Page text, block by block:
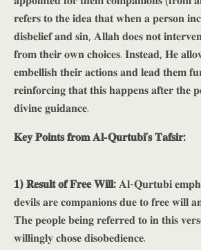
𝐫𝐞𝐟𝐞𝐫𝐬 𝐭𝐨 𝐭𝐡𝐞 𝐢𝐝𝐞𝐚 𝐭𝐡𝐚𝐭 𝐰𝐡𝐞𝐧 𝐚 𝐩𝐞𝐫𝐬𝐨𝐧
𝐝𝐢𝐬𝐛𝐞𝐥𝐢𝐞𝐟 𝐚𝐧𝐝 𝐬𝐢𝐧, 𝐀𝐥𝐥𝐚𝐡 𝐝𝐨𝐞𝐬 𝐧𝐨𝐭
𝐟𝐫𝐨𝐦 𝐭𝐡𝐞𝐢𝐫 𝐨𝐰𝐧 𝐜𝐡𝐨𝐢𝐜𝐞𝐬. 𝐈𝐧𝐬𝐭𝐞𝐚𝐝, 𝐇𝐞
𝐞𝐦𝐛𝐞𝐥𝐥𝐢𝐬𝐡 𝐭𝐡𝐞𝐢𝐫 𝐚𝐜𝐭𝐢𝐨𝐧𝐬 𝐚𝐧𝐝 𝐥𝐞𝐚𝐝 𝐭𝐡𝐞𝐦
𝐫𝐞𝐢𝐧𝐟𝐨𝐫𝐜𝐢𝐧𝐠 𝐭𝐡𝐚𝐭 𝐭𝐡𝐢𝐬 𝐡𝐚𝐩𝐩𝐞𝐧𝐬 𝐚𝐟𝐭𝐞𝐫 𝐭𝐡𝐞
𝐝𝐢𝐯𝐢𝐧𝐞 𝐠𝐮𝐢𝐝𝐚𝐧𝐜𝐞.
𝐊𝐞𝐲 𝐏𝐨𝐢𝐧𝐭𝐬 𝐟𝐫𝐨𝐦 𝐀𝐥-𝐐𝐮𝐫𝐭𝐮𝐛𝐢’𝐬 𝐓𝐚𝐟𝐬𝐢𝐫:
𝟏) 𝐑𝐞𝐬𝐮𝐥𝐭 𝐨𝐟 𝐅𝐫𝐞𝐞 𝐖𝐢𝐥𝐥:𝐀𝐥-𝐐𝐮𝐫𝐭𝐮𝐛𝐢
𝐝𝐞𝐯𝐢𝐥𝐬 𝐚𝐫𝐞 𝐜𝐨𝐦𝐩𝐚𝐧𝐢𝐨𝐧𝐬 𝐝𝐮𝐞 𝐭𝐨 𝐟𝐫𝐞𝐞 𝐰𝐢𝐥𝐥
𝐓𝐡𝐞 𝐩𝐞𝐨𝐩𝐥𝐞 𝐛𝐞𝐢𝐧𝐠 𝐫𝐞𝐟𝐞𝐫𝐫𝐞𝐝 𝐭𝐨 𝐢𝐧 𝐭𝐡𝐢𝐬
𝐰𝐢𝐥𝐥𝐢𝐧𝐠𝐥𝐲 𝐜𝐡𝐨𝐬𝐞 𝐝𝐢𝐬𝐨𝐛𝐞𝐝𝐢𝐞𝐧𝐜𝐞.